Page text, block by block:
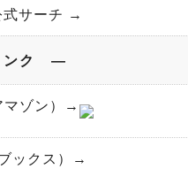
サーチ →
ンク ―
ゾン）→
ックス）→